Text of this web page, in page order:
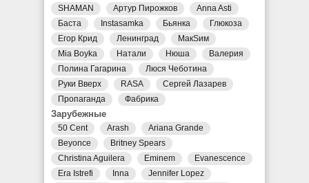
SHAMAN Артур Пирожков
Anna Asti
Баста
Instasamka Бьянка
Глюкоза
Егор Крид
Ленинград
МакSим
Mia Boyka
Натали Нюша
Валерия
Полина Гагарина
Люся Чеботина
Руки Вверх
RASA
Сергей Лазарев
Пропаганда
Фабрика
Зарубежные
50 Cent Arash
Ariana Grande
Beyonce
Britney Spears
Christina Aguilera
Eminem
Evanescence
Era Istrefi
Inna Jennifer Lopez